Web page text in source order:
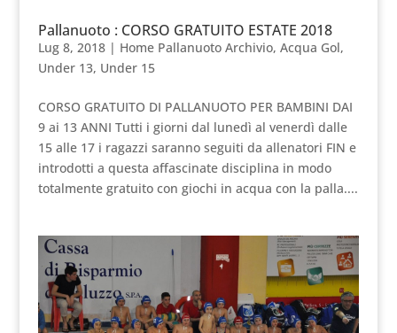
Pallanuoto : CORSO GRATUITO ESTATE 2018
Lug 8, 2018| Home Pallanuoto Archivio, Acqua Gol,
Under 13, Under 15
CORSO GRATUITO DI PALLANUOTO PER BAMBINI DAI
9 ai 13 ANNI Tutti i giorni dal lunedì al venerdì dalle
15 alle 17 i ragazzi saranno seguiti da allenatori FIN e
introdotti a questa affascinate disciplina in modo
totalmente gratuito con giochi in acqua con la palla....